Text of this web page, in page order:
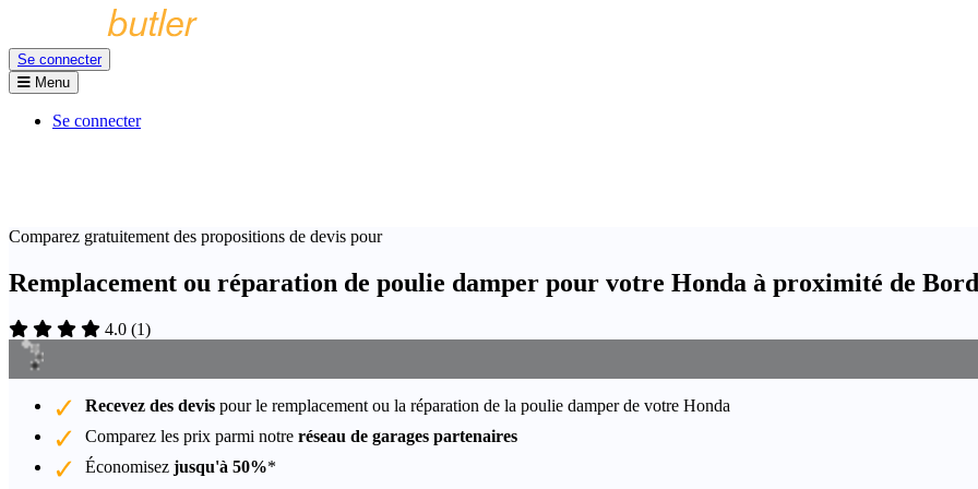
Se connecter
Menu
Se connecter
Comparez gratuitement des propositions de devis pour
Remplacement ou réparation de poulie damper pour votre Honda à proximité de
4.0 (1)
Recevez des devis pour le remplacement ou la réparation de la poulie damper de votre Honda
Comparez les prix parmi notre réseau de garages partenaires
Économisez jusqu'à 50%*